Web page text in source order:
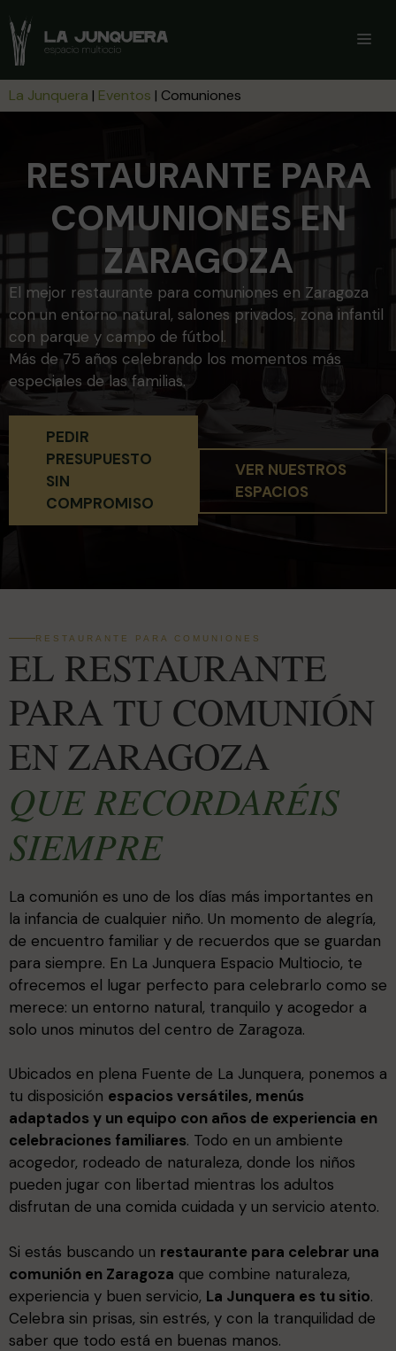
contenido
La Junquera | Eventos | Comuniones
RESTAURANTE PARA
COMUNIONES EN
ZARAGOZA
El mejor restaurante para comuniones en Zaragoza
con un entorno natural, salones privados, zona infantil
con parque y campo de fútbol.
Más de 75 años celebrando los momentos más
especiales de las familias.
PEDIR
PRESUPUESTO
SIN
COMPROMISO
VER NUESTROS
ESPACIOS
RESTAURANTE PARA COMUNIONES
EL RESTAURANTE
PARA TU COMUNIÓN
EN ZARAGOZA
QUE RECORDARÉIS
SIEMPRE
La comunión es uno de los días más importantes en
la infancia de cualquier niño. Un momento de alegría,
de encuentro familiar y de recuerdos que se guardan
para siempre. En La Junquera Espacio Multiocio, te
ofrecemos el lugar perfecto para celebrarlo como se
merece: un entorno natural, tranquilo y acogedor a
solo unos minutos del centro de Zaragoza.
Ubicados en plena Fuente de La Junquera, ponemos a
tu disposición espacios versátiles, menús
adaptados y un equipo con años de experiencia en
celebraciones familiares. Todo en un ambiente
acogedor, rodeado de naturaleza, donde los niños
pueden jugar con libertad mientras los adultos
disfrutan de una comida cuidada y un servicio atento.
Si estás buscando un restaurante para celebrar una
comunión en Zaragoza que combine naturaleza,
experiencia y buen servicio, La Junquera es tu sitio.
Celebra sin prisas, sin estrés, y con la tranquilidad de
saber que todo está en buenas manos.